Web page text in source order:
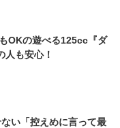
OKの遊べる125cc『ダ
人も安心！
い「控えめに言って最